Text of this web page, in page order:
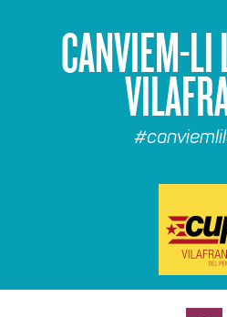
CANVIEM-LI